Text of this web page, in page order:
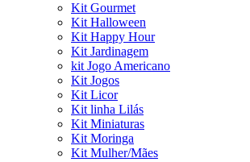
Kit Gourmet
Kit Halloween
Kit Happy Hour
Kit Jardinagem
kit Jogo Americano
Kit Jogos
Kit Licor
Kit linha Lilás
Kit Miniaturas
Kit Moringa
Kit Mulher/Mães